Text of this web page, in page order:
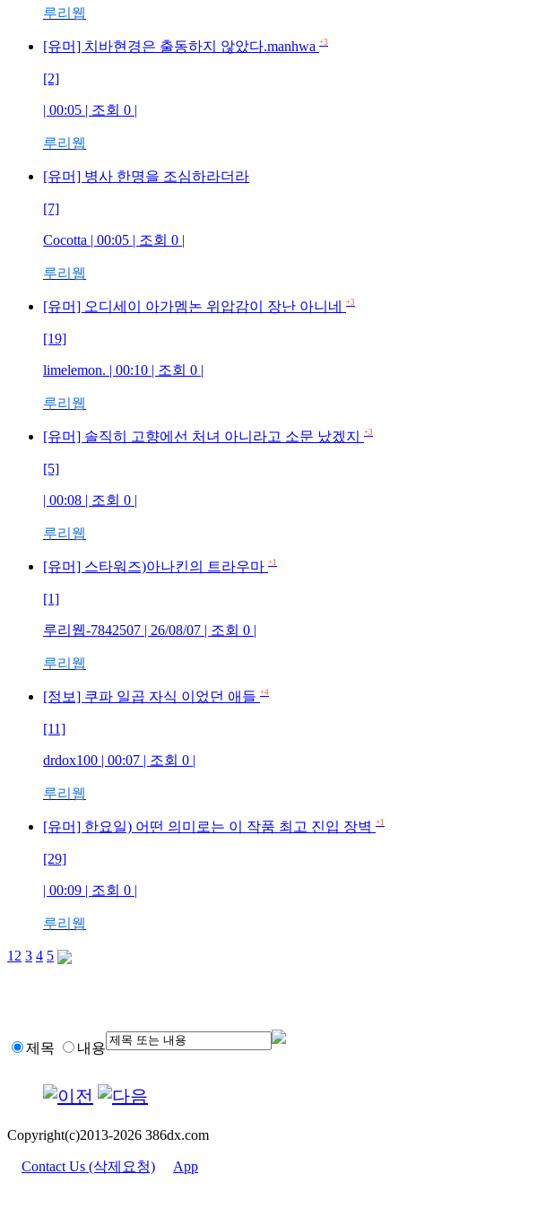
루리웹
[유머] 치바현경은 출동하지 않았다.manhwa +3
[2]
| 00:05 | 조회 0 |
루리웹
[유머] 병사 한명을 조심하라더라
[7]
Cocotta | 00:05 | 조회 0 |
루리웹
[유머] 오디세이 아가멤논 위압감이 장난 아니네 +3
[19]
limelemon. | 00:10 | 조회 0 |
루리웹
[유머] 솔직히 고향에선 처녀 아니라고 소문 났겠지 +3
[5]
| 00:08 | 조회 0 |
루리웹
[유머] 스타워즈)아나킨의 트라우마 +1
[1]
루리웹-7842507 | 26/08/07 | 조회 0 |
루리웹
[정보] 쿠파 일곱 자식 이었던 애들 +4
[11]
drdox100 | 00:07 | 조회 0 |
루리웹
[유머] 한요일) 어떤 의미로는 이 작품 최고 진입 장벽 +1
[29]
| 00:09 | 조회 0 |
루리웹
1 2 3 4 5
제목 내용
Copyright(c)2013-2026 386dx.com
Contact Us (삭제요청) App